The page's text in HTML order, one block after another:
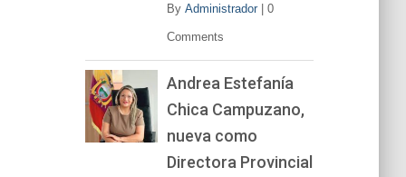
By Administrador| 0
Comments
Andrea Estefanía
Chica Campuzano,
nueva como
Directora Provincial